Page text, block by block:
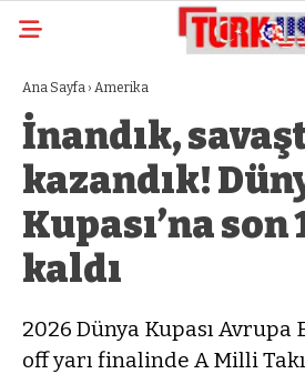
Ana Sayfa › Amerika
İnandık,
kazandık!
Kupası’na son
kaldı
2026 Dünya Kupası
off yarı finalinde A Milli